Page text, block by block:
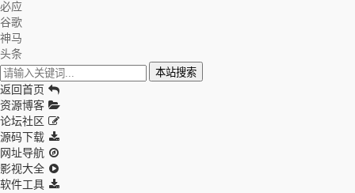
必应
谷歌
神马
头条
本站搜索
返回首页
资源博客
论坛社区
源码下载
网址导航
影视大全
软件工具